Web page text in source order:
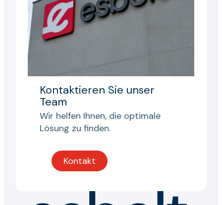
Kontaktieren Sie unser
Team
Wir helfen Ihnen, die optimale
Lösung zu finden.
Kontakt